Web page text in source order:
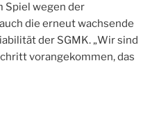
Spiel wegen der
die erneut wachsende
der SGMK. „Wir sind
vorangekommen, das